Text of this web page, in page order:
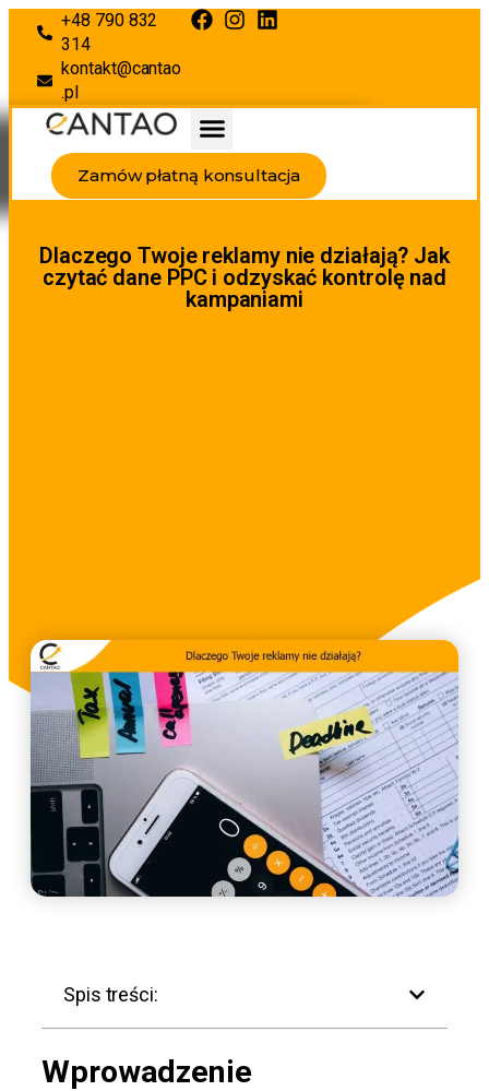
+48 790 832
314
kontakt@cantao
.pl
Zamów płatną konsultacja
Dlaczego Twoje reklamy nie działają? Jak
czytać dane PPC i odzyskać kontrolę nad
kampaniami
Spis treści:
Wprowadzenie